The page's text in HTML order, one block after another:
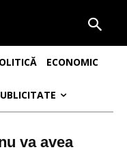
ECONOMIC
va avea